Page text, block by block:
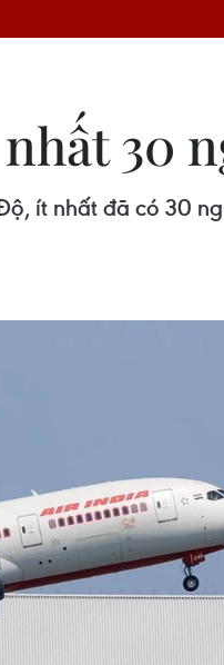
30
ít nhất đã có 30